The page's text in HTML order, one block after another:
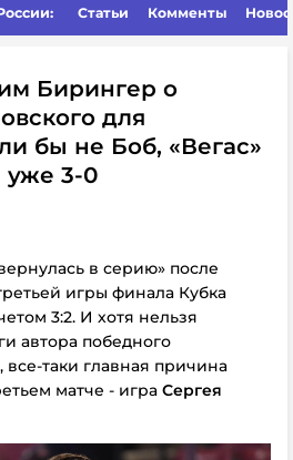
Статьи Комменты
Бирингер о
для
бы не Боб, «Вегас»
уже 3-0
в серию» после
игры финала Кубка
3:2. И хотя нельзя
автора победного
все-таки главная причина
матче - игра Сергея